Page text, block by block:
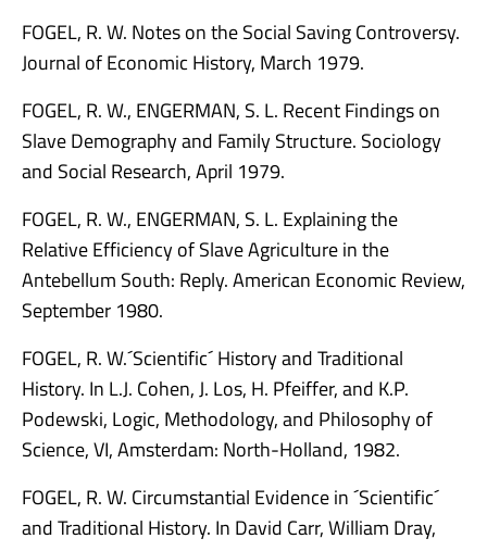
FOGEL, R. W. Notes on the Social Saving Controversy.
Journal of Economic History, March 1979.
FOGEL, R. W., ENGERMAN, S. L. Recent Findings on
Slave Demography and Family Structure. Sociology
and Social Research, April 1979.
FOGEL, R. W., ENGERMAN, S. L. Explaining the
Relative Efficiency of Slave Agriculture in the
Antebellum South: Reply. American Economic Review,
September 1980.
FOGEL, R. W.´Scientific´ History and Traditional
History. In L.J. Cohen, J. Los, H. Pfeiffer, and K.P.
Podewski, Logic, Methodology, and Philosophy of
Science, VI, Amsterdam: North-Holland, 1982.
FOGEL, R. W. Circumstantial Evidence in ´Scientific´
and Traditional History. In David Carr, William Dray,